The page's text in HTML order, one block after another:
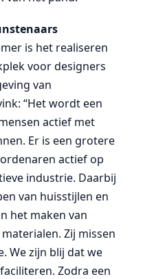
is het realiseren
voor designers
van
“Het wordt een
actief met
Er is een grotere
actief op
industrie. Daarbij
van huisstijlen en
het maken van
Zij missen
We zijn blij dat we
Zodra een